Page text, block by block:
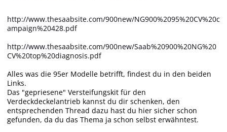
http://www.thesaabsite.com/900new/NG900%2095%20CV%20c
ampaign%20428.pdf
http://www.thesaabsite.com/900new/Saab%20900%20NG%20
CV%20top%20diagnosis.pdf
Alles was die 95er Modelle betrifft, findest du in den beiden
Links.
Das "gepriesene" Versteifungskit für den
Verdeckdeckelantrieb kannst du dir schenken, den
entsprechenden Thread dazu hast du hier sicher schon
gefunden, da du das Thema ja schon selbst erwähntest.